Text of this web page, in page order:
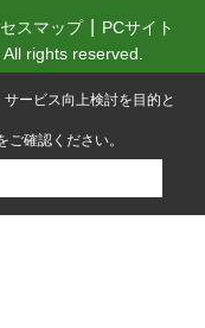
スマップ
PCサイト
rights reserved.
ービス向上検討を目的と
ご確認ください。